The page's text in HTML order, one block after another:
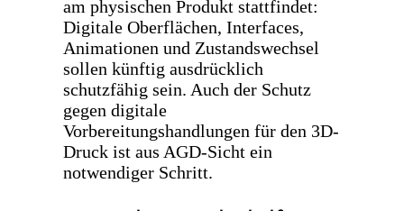
am physischen Produkt stattfindet:
Digitale Oberflächen, Interfaces,
Animationen und Zustandswechsel
sollen künftig ausdrücklich
schutzfähig sein. Auch der Schutz
gegen digitale
Vorbereitungshandlungen für den 3D-
Druck ist aus AGD-Sicht ein
notwendiger Schritt.